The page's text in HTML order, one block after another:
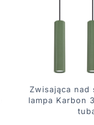
Zwisająca nad
lampa Karbon